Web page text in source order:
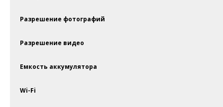
Разрешение фотографий
Разрешение видео
Емкость аккумулятора
Wi-Fi